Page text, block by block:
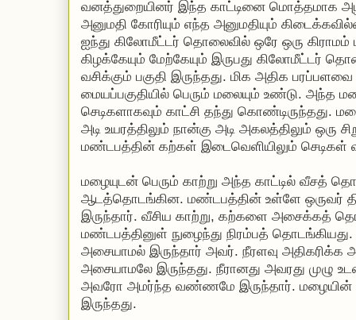
வனத்துறையினர் இந்த காட்டினை மொத்தமாக
அனுமதி கோரியும் எந்த அனுமதியும்
ஐந்து கிலோமீட்டர் தொலைவில் ஒரே ஒரு கிராமம்
கிழக்கேயும் மேற்கேயும் இருபது கிலோமீட்டர்
வசிக்கும் பகுதி இருந்தது. மிக அதிக
மையப்பகுதியில் பெரும் மலையும் உண்டு. அந்த
செடிகளாகவும் காட்சி தந்து கொண்டிருந்தது.
அடி உயரத்திலும் நான்கு அடி அகலத்திலும் ஒரு
மண்டபத்தின் கற்கள் இடைவெளியிலும் செடிகள்
மழையுடன் பெரும் காற்று அந்த காட்டில் வீசத்
ஆடத்தொடங்கின. மண்டபத்தின் உள்ளே ஒருவர்
இருந்தார். வீசிய காற்று, கற்களை அசைக்கத்
மண்டபத்தினுள் நுழைந்து நிரம்பத்
அசையாமல் இருந்தார் அவர். நீரளவு அதிகரிக்க
அசையாமலே இருந்தது. நீரானது அவரது முழு
அவரோ அமர்ந்த வண்ணமே இருந்தார். மழையின்
இருந்தது.